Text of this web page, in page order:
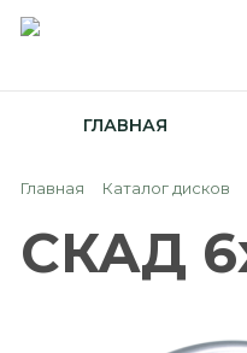
ГЛАВНАЯ
Главная Каталог дисков
СКАД